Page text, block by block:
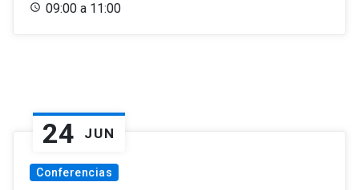
09:00 a 11:00
24 JUN
Conferencias